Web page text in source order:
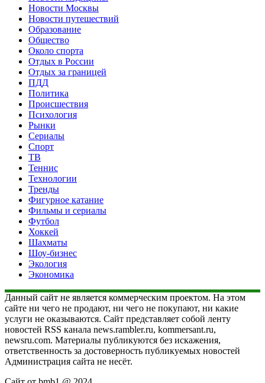
Новости Москвы
Новости путешествий
Образование
Общество
Около спорта
Отдых в России
Отдых за границей
ПДД
Политика
Происшествия
Психология
Рынки
Сериалы
Спорт
ТВ
Теннис
Технологии
Тренды
Фигурное катание
Фильмы и сериалы
Футбол
Хоккей
Шахматы
Шоу-бизнес
Экология
Экономика
Данный сайт не является коммерческим проектом. На этом
сайте ни чего не продают, ни чего не покупают, ни какие
услуги не оказываются. Сайт представляет собой ленту
новостей RSS канала news.rambler.ru, kommersant.ru,
newsru.com. Материалы публикуются без искажения,
ответственность за достоверность публикуемых новостей
Администрация сайта не несёт.